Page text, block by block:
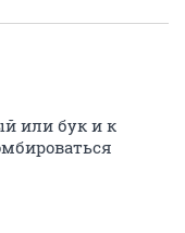
или бук и к